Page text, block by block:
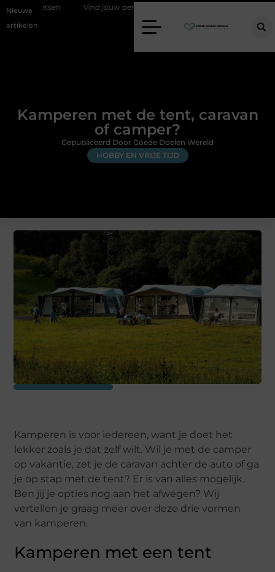
Nieuwe
artikelen
Vind jouw perfecte AC Milan merchandise
Kamperen met de tent, caravan
of camper?
HOBBY EN VRIJE TIJD
Gepubliceerd Door Goede Doelen Wereld
Kamperen is voor iedereen, want je doet het
lekker zoals je dat zelf wilt. Wil je met de camper
op vakantie, zet je de caravan achter de auto of ga
je op stap met de tent? Er is van alles mogelijk.
Ben jij je opties nog aan het afwegen? Wij
vertellen je graag meer over deze drie vormen
van kamperen.
Kamperen met een tent